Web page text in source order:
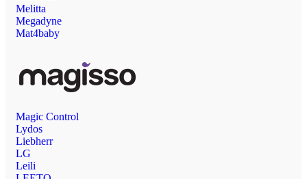
Melitta
Megadyne
Mat4baby
Magic Control
Lydos
Liebherr
LG
Leili